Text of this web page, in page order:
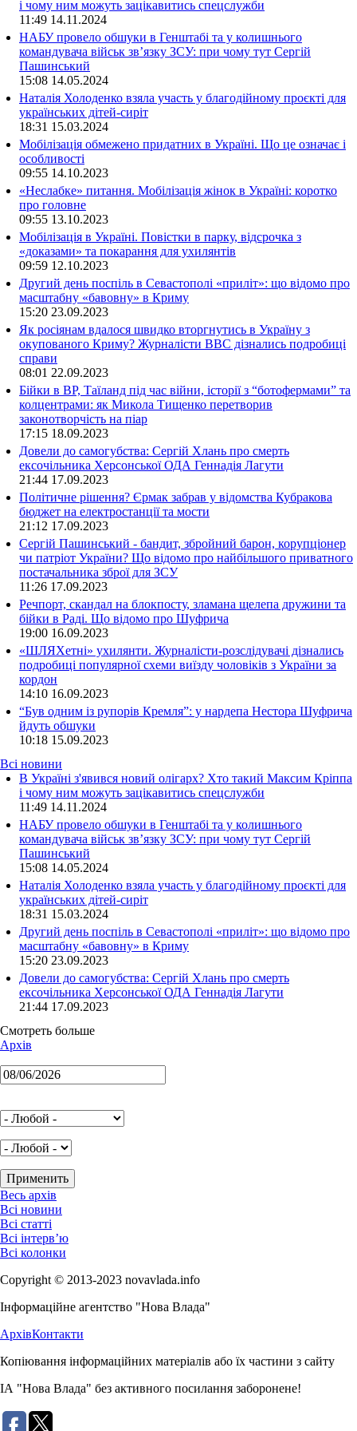
і чому ним можуть зацікавитись спецслужби
11:49 14.11.2024
НАБУ провело обшуки в Генштабі та у колишнього
командувача військ зв’язку ЗСУ: при чому тут Сергій
Пашинський
15:08 14.05.2024
Наталія Холоденко взяла участь у благодійному проєкті для
українських дітей-сиріт
18:31 15.03.2024
Мобілізація обмежено придатних в Україні. Що це означає і
особливості
09:55 14.10.2023
«Неслабке» питання. Мобілізація жінок в Україні: коротко
про головне
09:55 13.10.2023
Мобілізація в Україні. Повістки в парку, відсрочка з
«доказами» та покарання для ухилянтів
09:59 12.10.2023
Другий день поспіль в Севастополі «приліт»: що відомо про
масштабну «бавовну» в Криму
15:20 23.09.2023
Як росіянам вдалося швидко вторгнутись в Україну з
окупованого Криму? Журналісти ВВС дізнались подробиці
справи
08:01 22.09.2023
Бійки в ВР, Таїланд під час війни, історії з “ботофермами” та
колцентрами: як Микола Тищенко перетворив
законотворчість на піар
17:15 18.09.2023
Довели до самогубства: Сергій Хлань про смерть
ексочільника Херсонської ОДА Геннадія Лагути
21:44 17.09.2023
Політичне рішення? Єрмак забрав у відомства Кубракова
бюджет на електростанції та мости
21:12 17.09.2023
Сергій Пашинський - бандит, збройний барон, корупціонер
чи патріот України? Що відомо про найбільшого приватного
постачальника зброї для ЗСУ
11:26 17.09.2023
Речпорт, скандал на блокпосту, зламана щелепа дружини та
бійки в Раді. Що відомо про Шуфрича
19:00 16.09.2023
«ШЛЯХетні» ухилянти. Журналісти-розслідувачі дізнались
подробиці популярної схеми виїзду чоловіків з України за
кордон
14:10 16.09.2023
“Був одним із рупорів Кремля”: у нардепа Нестора Шуфрича
йдуть обшуки
10:18 15.09.2023
Всі новини
В Україні з'явився новий олігарх? Хто такий Максим Кріппа
і чому ним можуть зацікавитись спецслужби
11:49 14.11.2024
НАБУ провело обшуки в Генштабі та у колишнього
командувача військ зв’язку ЗСУ: при чому тут Сергій
Пашинський
15:08 14.05.2024
Наталія Холоденко взяла участь у благодійному проєкті для
українських дітей-сиріт
18:31 15.03.2024
Другий день поспіль в Севастополі «приліт»: що відомо про
масштабну «бавовну» в Криму
15:20 23.09.2023
Довели до самогубства: Сергій Хлань про смерть
ексочільника Херсонської ОДА Геннадія Лагути
21:44 17.09.2023
Смотреть больше
Архів
Весь архів
Всі новини
Всі статті
Всі інтерв’ю
Всі колонки
Copyright © 2013-2023 novavlada.info
Інформаційне агентство "Нова Влада"
АрхівКонтакти
Копіювання інформаційних матеріалів або їх частини з сайту
ІА "Нова Влада" без активного посилання заборонене!